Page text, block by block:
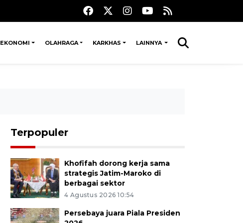
EKONOMI OLAHRAGA KARKHAS LAINNYA
Terpopuler
Khofifah dorong kerja sama
strategis Jatim-Maroko di
berbagai sektor
4 Agustus 2026 10:54
Persebaya juara Piala Presiden